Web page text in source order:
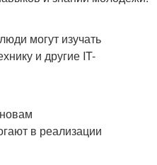
могут изучать
и другие IT-
в реализации